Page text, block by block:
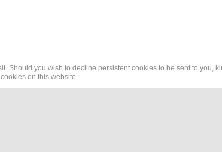
Should you wish to decline persistent cookies to be sent to you,
on this website.